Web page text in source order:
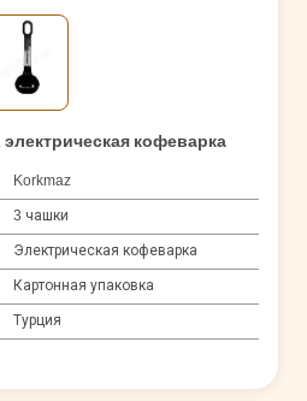
кофеварка
Korkmaz
3 чашки
Электрическая кофеварка
Картонная упаковка
Турция